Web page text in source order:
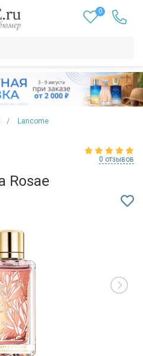
0
Lancome
0 отзывов
Rosae